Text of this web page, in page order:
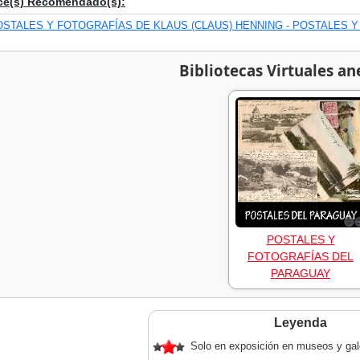
Y FOTOGRAFÍAS DE KLAUS (CLAUS) HENNING - POSTALES
Bibliotecas Virtuales
POSTALES Y
FOTOGRAFÍAS DEL
PARAGUAY
Leyenda
Solo en exposición en museos y